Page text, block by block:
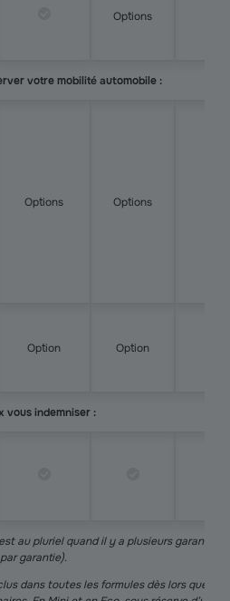
Options
votre mobilité automobile :
Options Options
Option Option
vous indemniser :
au pluriel quand il y a plusieurs garanties
garantie).
dans toutes les formules dès lors que